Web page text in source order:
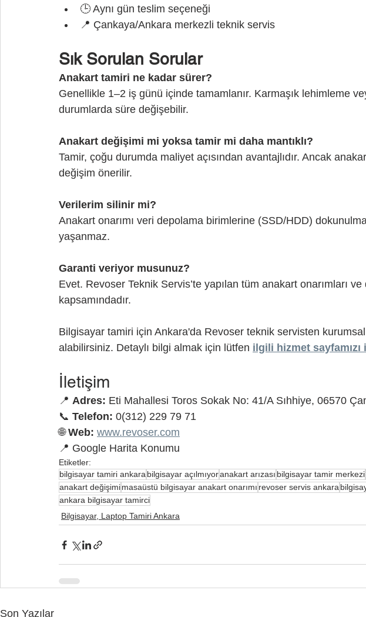
🕒 Aynı gün teslim seçeneği
📍 Çankaya/Ankara merkezli teknik servis
Sık Sorulan Sorular
Anakart tamiri ne kadar sürer?
Genellikle 1–2 iş günü içinde tamamlanır. Karmaşık lehimleme
durumlarda süre değişebilir.
Anakart değişimi mi yoksa tamir mi daha mantıklı?
Tamir, çoğu durumda maliyet açısından avantajlıdır. Ancak
değişim önerilir.
Verilerim silinir mi?
Anakart onarımı veri depolama birimlerine (SSD/HDD)
yaşanmaz.
Garanti veriyor musunuz?
Evet. Revoser Teknik Servis’te yapılan tüm anakart onarımları
kapsamındadır.
Bilgisayar tamiri için Ankara'da Revoser teknik servisten
alabilirsiniz. Detaylı bilgi almak için lütfen ilgili hizmet sayfamızı
İletişim
📍 Adres: Eti Mahallesi Toros Sokak No: 41/A Sıhhiye, 06570
📞 Telefon: 0(312) 229 79 71
🌐 Web: www.revoser.com
📍 Google Harita Konumu
Etiketler:
bilgisayar tamiri ankarabilgisayar açılmıyoranakart arızası bilgisayar tamir merkezi
anakart değişimimasaüstü bilgisayar anakart onarımı revoser servis ankara
ankara bilgisayar tamirci
Bilgisayar, Laptop Tamiri Ankara
Son Yazılar